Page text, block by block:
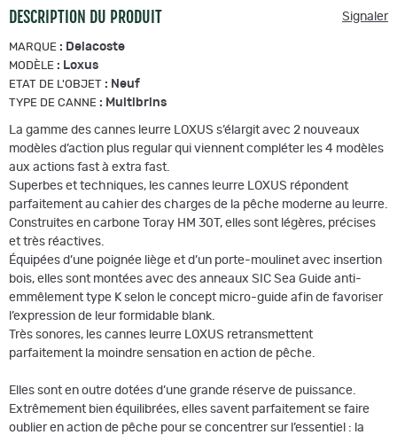
DESCRIPTION DU PRODUIT Signaler
MARQUE : Delacoste
MODÈLE : Loxus
ETAT DE L'OBJET : Neuf
TYPE DE CANNE : Multibrins
La gamme des cannes leurre LOXUS s’élargit avec 2 nouveaux
modèles d’action plus regular qui viennent compléter les 4 modèles
aux actions fast à extra fast.
Superbes et techniques, les cannes leurre LOXUS répondent
parfaitement au cahier des charges de la pêche moderne au leurre.
Construites en carbone Toray HM 30T, elles sont légères, précises
et très réactives.
Équipées d’une poignée liège et d’un porte-moulinet avec insertion
bois, elles sont montées avec des anneaux SIC Sea Guide anti-
emmêlement type K selon le concept micro-guide afin de favoriser
l’expression de leur formidable blank.
Très sonores, les cannes leurre LOXUS retransmettent
parfaitement la moindre sensation en action de pêche.
Elles sont en outre dotées d’une grande réserve de puissance.
Extrêmement bien équilibrées, elles savent parfaitement se faire
oublier en action de pêche pour se concentrer sur l’essentiel : la